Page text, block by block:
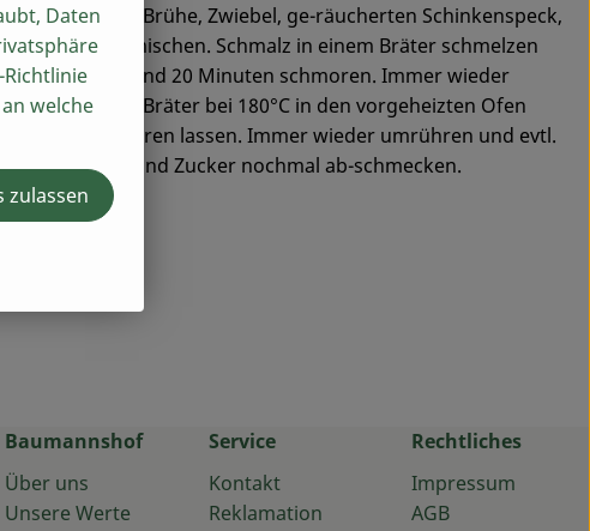
gekörnter Brühe, Zwiebel, ge-räucherten Schinkenspeck,
und Pfeffer mischen. Schmalz in einem Bräter schmelzen
zugeben und 20 Minuten schmoren. Immer wieder
zugießen. Bräter bei 180°C in den vorgeheizten Ofen
Minuten schmoren lassen. Immer wieder umrühren und evtl.
Salz, Pfeffer und Zucker nochmal ab-schmecken.
Baumannshof
Über uns
Unsere Werte
Service
Kontakt
Reklamation
Rechtliches
Impressum
AGB
Daten
welche
zulassen